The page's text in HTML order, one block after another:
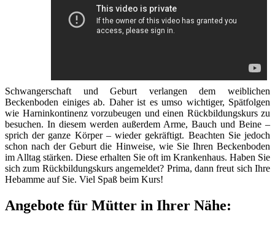
Schwangerschaft und Geburt verlangen dem weiblichen
Beckenboden einiges ab. Daher ist es umso wichtiger, Spätfolgen
wie Harninkontinenz vorzubeugen und einen Rückbildungskurs zu
besuchen. In diesem werden außerdem Arme, Bauch und Beine –
sprich der ganze Körper – wieder gekräftigt. Beachten Sie jedoch
schon nach der Geburt die Hinweise, wie Sie Ihren Beckenboden
im Alltag stärken. Diese erhalten Sie oft im Krankenhaus. Haben Sie
sich zum Rückbildungskurs angemeldet? Prima, dann freut sich Ihre
Hebamme auf Sie. Viel Spaß beim Kurs!
Angebote für Mütter in Ihrer Nähe: